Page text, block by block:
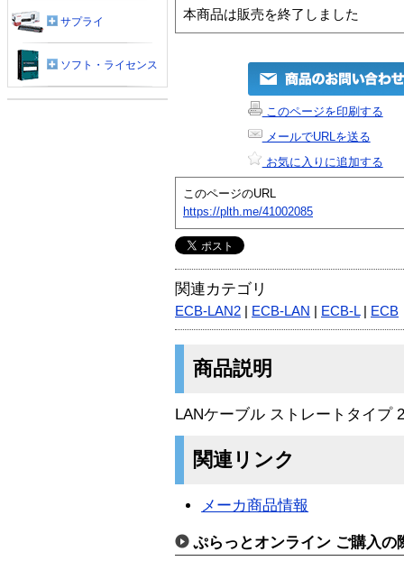
本商品は販売を終了しました
このページを印刷する
メールでURLを送る
お気に入りに追加する
このページのURL
https://plth.me/41002085
関連カテゴリ
ECB-LAN2 ECB-LAN ECB-L| ECB
商品説明
LANケーブル ストレートタイプ
関連リンク
メーカ商品情報
ぷらっとオンライン ご購入の
サプライ
ソフト・ライセンス